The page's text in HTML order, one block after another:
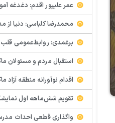
عمر علیپور اقدم: دغدغه
محمدرضا کلباسی: دنیا از
برغمدی: روابط‌عمومی قلب تپنده
استقبال مردم و مسئولان ماکو از قهرمان
اقدام نوآورانه منطقه آزاد ماکو در
تقویم شش‌ماهه اول نمایشگاهی سال
واگذاری قطعی احداث